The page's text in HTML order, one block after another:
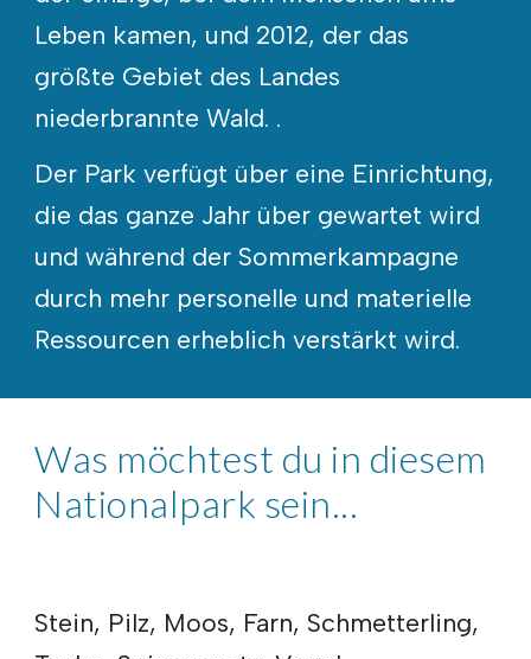
Leben kamen, und 2012, der das
größte Gebiet des Landes
niederbrannte Wald. .
Der Park verfügt über eine Einrichtung,
die das ganze Jahr über gewartet wird
und während der Sommerkampagne
durch mehr personelle und materielle
Ressourcen erheblich verstärkt wird.
Was möchtest du in diesem
Nationalpark sein...
Stein, Pilz, Moos, Farn, Schmetterling,